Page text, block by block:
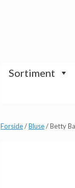
Sortiment
Forside/Bluse/ Betty